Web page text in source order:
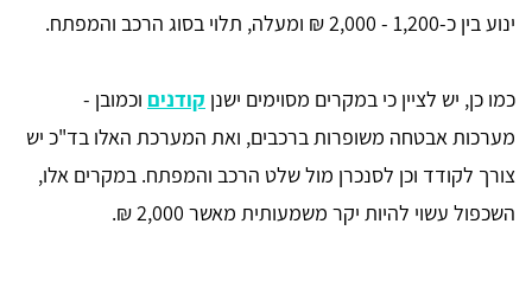
ינוע בין כ-1,200 - 2,000 ₪ ומעלה, תלוי בסוג הרכב והמפתח.
כמו כן, יש לציין כי במקרים מסוימים ישנן קודנים וכמובן -
מערכות אבטחה משופרות ברכבים, ואת המערכת האלו בד"כ יש
צורך לקודד וכן לסנכרן מול שלט הרכב והמפתח. במקרים אלו,
השכפול עשוי להיות יקר משמעותית מאשר 2,000 ₪.